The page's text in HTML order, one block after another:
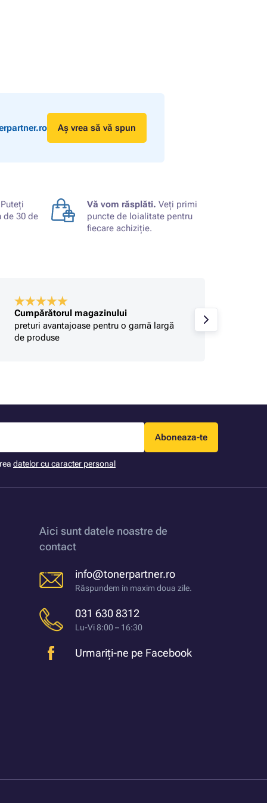
Aș vrea să vă spun
Puteți
de 30 de
Vă vom răsplăti. Veți primi
puncte de loialitate pentru
fiecare achiziție.
Cumpărătorul magazinului
preturi avantajoase pentru o gamă largă
de produse
Aboneaza-te
datelor cu caracter personal
Aici sunt datele noastre de
contact
info@tonerpartner.ro
Răspundem in maxim doua zile.
031 630 8312
Lu-Vi 8:00 – 16:30
Urmariți-ne pe Facebook